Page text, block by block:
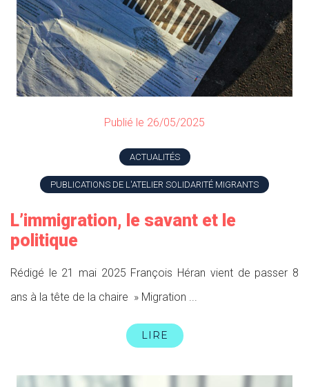
Publié le 26/05/2025
ACTUALITÉS
PUBLICATIONS DE L'ATELIER SOLIDARITÉ MIGRANTS
L’immigration, le savant et le
politique
Rédigé le 21 mai 2025 François Héran vient de passer 8
ans à la tête de la chaire » Migration ...
LIRE